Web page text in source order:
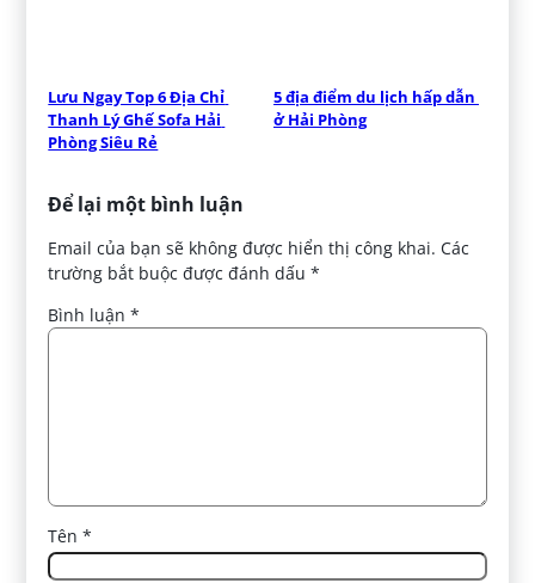
Lưu Ngay Top 6 Địa Chỉ
Thanh Lý Ghế Sofa Hải
Phòng Siêu Rẻ
5 địa điểm du lịch hấp dẫn
ở Hải Phòng
Để lại một bình luận
Email của bạn sẽ không được hiển thị công khai. Các
trường bắt buộc được đánh dấu*
Bình luận*
Tên*